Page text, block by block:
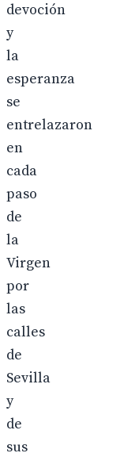
devoción
y
la
esperanza
se
entrelazaron
en
cada
paso
de
la
Virgen
por
las
calles
de
Sevilla
y
de
sus